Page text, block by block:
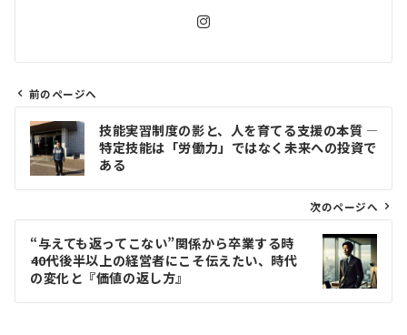
ビ
ン
前のページへ
技能実習制度の影と、人を育てる支援の本質 ――
特定技能は「労働力」ではなく未来への投資で
ある
次のページへ
“与えても返ってこない”関係から卒業する時
――40代後半以上の経営者にこそ伝えたい、時代
の変化と『価値の返し方』